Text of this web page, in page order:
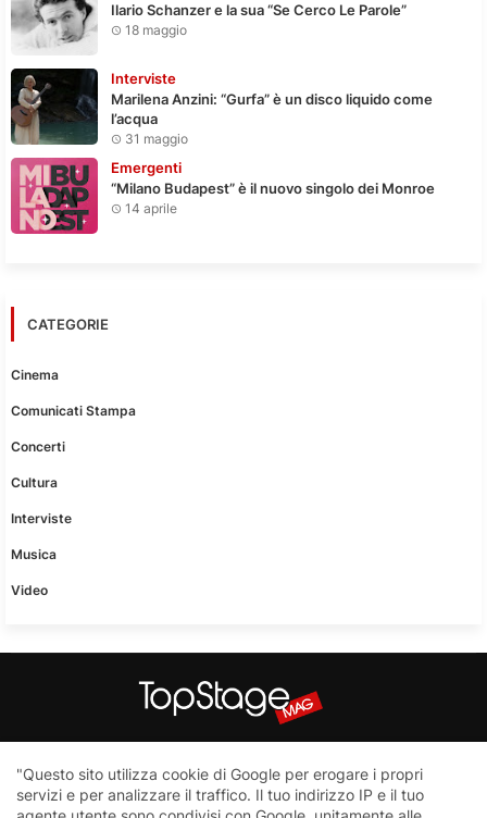
Ilario Schanzer e la sua “Se Cerco Le Parole”
18 maggio
Interviste
Marilena Anzini: “Gurfa” è un disco liquido come
l’acqua
31 maggio
Emergenti
“Milano Budapest” è il nuovo singolo dei Monroe
14 aprile
CATEGORIE
Cinema
Comunicati Stampa
Concerti
Cultura
Interviste
Musica
Video
aggiornato senza nessuna periodicità. Non può pertanto
considerarsi un prodotto editoriale ai sensi della legge n.62 del
"Questo sito utilizza cookie di Google per erogare i propri
servizi e per analizzare il traffico. Il tuo indirizzo IP e il tuo